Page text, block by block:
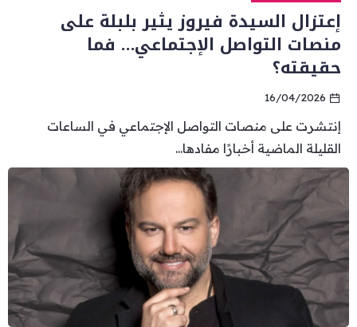
إعتزال السيدة فيروز يثير بلبلة على
منصات التواصل الإجتماعي… فما
حقيقته؟
16/04/2026
إنتشرت على منصات التواصل الإجتماعي في الساعات
القليلة الماضية أخبارًا مفادها...